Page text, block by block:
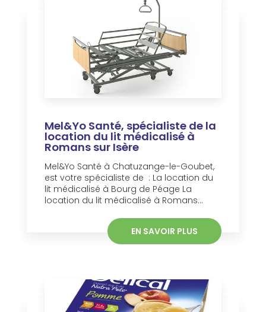
Mel&Yo Santé, spécialiste de la
location du lit médicalisé à
Romans sur Isère
Mel&Yo Santé à Chatuzange-le-Goubet,
est votre spécialiste de : La location du
lit médicalisé à Bourg de Péage La
location du lit médicalisé à Romans...
EN SAVOIR PLUS